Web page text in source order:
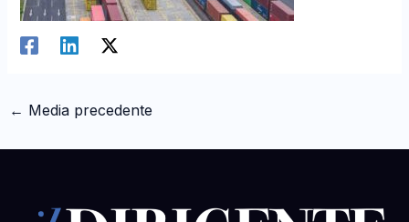
← Media precedente